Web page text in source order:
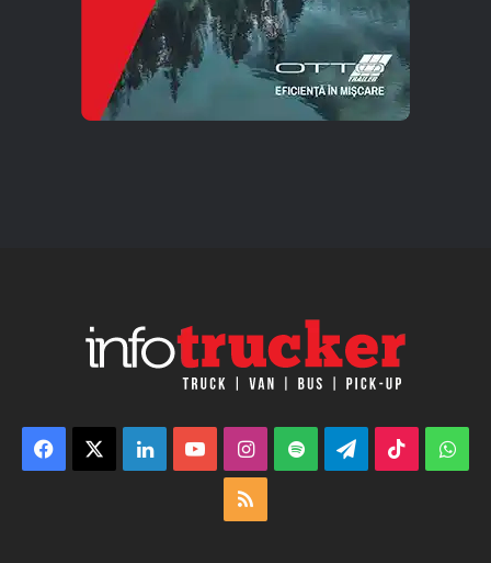
Facebook LinkedInYouTubeInstagram
Spotify TelegramTikTok